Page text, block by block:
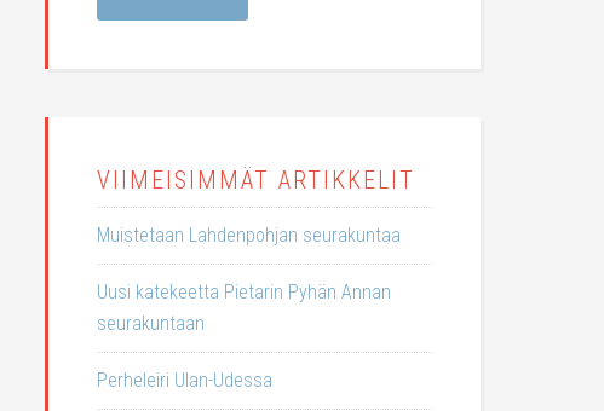
VIIMEISIMMÄT ARTIKKELIT
Muistetaan Lahdenpohjan seurakuntaa
Uusi katekeetta Pietarin Pyhän Annan
seurakuntaan
Perheleiri Ulan-Udessa